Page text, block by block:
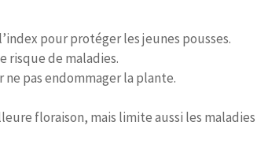
pour protéger les jeunes pousses.
risque de maladies.
pas endommager la plante.
floraison, mais limite aussi les maladies